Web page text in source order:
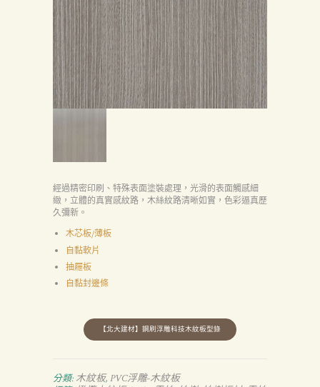
經過精密印刷、特殊表面塗裝處理，光滑的表面觸感細
緻，立體的真實感紋路，木絲紋路清晰如實，色彩逼真歷
久彌新。
木芯板/薄板
自黏軟片
抽屜板
自黏封邊條
分類: 木紋板, PVC浮雕-木紋板